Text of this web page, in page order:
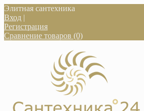
Элитная сантехника
Вход |
Регистрация
Сравнение товаров (0)